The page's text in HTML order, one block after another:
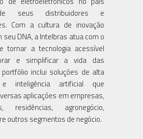
seus distribuidores e
Com a cultura de inovação
seu DNA, a Intelbras atua com o
tornar a tecnologia acessível
e simplificar a vida das
inclui soluções de alta
e inteligência artificial que
aplicações em empresas,
residências, agronegócio,
outros segmentos de negócio.